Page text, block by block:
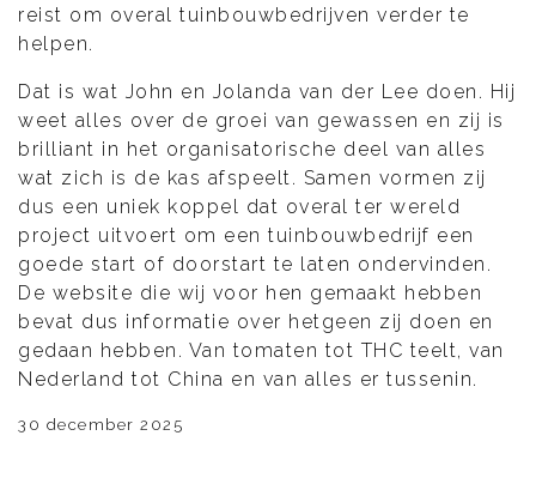
reist om overal tuinbouwbedrijven verder te
helpen.
Dat is wat John en Jolanda van der Lee doen. Hij
weet alles over de groei van gewassen en zij is
brilliant in het organisatorische deel van alles
wat zich is de kas afspeelt. Samen vormen zij
dus een uniek koppel dat overal ter wereld
project uitvoert om een tuinbouwbedrijf een
goede start of doorstart te laten ondervinden.
De website die wij voor hen gemaakt hebben
bevat dus informatie over hetgeen zij doen en
gedaan hebben. Van tomaten tot THC teelt, van
Nederland tot China en van alles er tussenin.
30 december 2025